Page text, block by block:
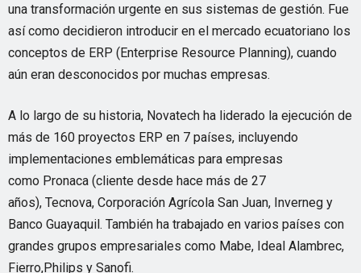
una transformación urgente en sus sistemas de gestión. Fue
así como decidieron introducir en el mercado ecuatoriano los
conceptos de ERP (Enterprise Resource Planning), cuando
aún eran desconocidos por muchas empresas.
A lo largo de su historia, Novatech ha liderado la ejecución de
más de 160 proyectos ERP en 7 países, incluyendo
implementaciones emblemáticas para empresas
como Pronaca (cliente desde hace más de 27
años), Tecnova, Corporación Agrícola San Juan, Inverneg y
Banco Guayaquil. También ha trabajado en varios países con
grandes grupos empresariales como Mabe, Ideal Alambrec,
Fierro,Philips y Sanofi.